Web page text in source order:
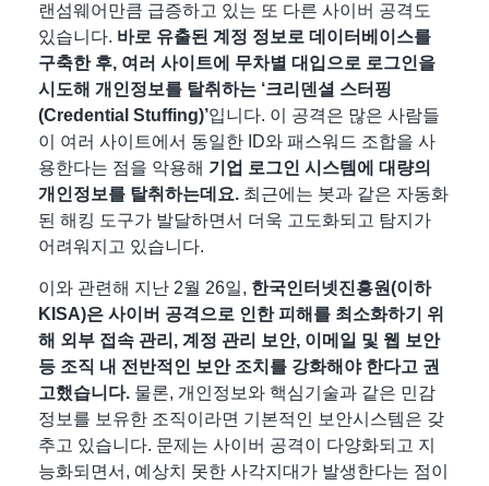
랜섬웨어만큼 급증하고 있는 또 다른 사이버 공격도
있습니다. 바로 유출된 계정 정보로 데이터베이스를
구축한 후, 여러 사이트에 무차별 대입으로 로그인을
시도해 개인정보를 탈취하는 ‘크리덴셜 스터핑
(Credential Stuffing)’입니다. 이 공격은 많은 사람들
이 여러 사이트에서 동일한 ID와 패스워드 조합을 사
용한다는 점을 악용해 기업 로그인 시스템에 대량의
개인정보를 탈취하는데요. 최근에는 봇과 같은 자동화
된 해킹 도구가 발달하면서 더욱 고도화되고 탐지가
어려워지고 있습니다.
이와 관련해 지난 2월 26일, 한국인터넷진흥원(이하
KISA)은 사이버 공격으로 인한 피해를 최소화하기 위
해 외부 접속 관리, 계정 관리 보안, 이메일 및 웹 보안
등 조직 내 전반적인 보안 조치를 강화해야 한다고 권
고했습니다. 물론, 개인정보와 핵심기술과 같은 민감
정보를 보유한 조직이라면 기본적인 보안시스템은 갖
추고 있습니다. 문제는 사이버 공격이 다양화되고 지
능화되면서, 예상치 못한 사각지대가 발생한다는 점이